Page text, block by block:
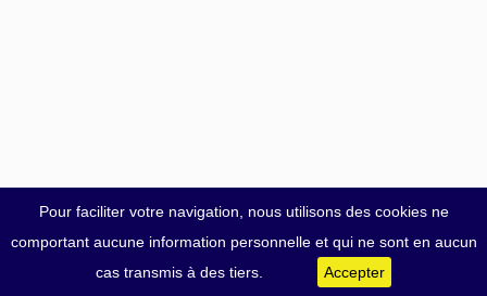
Pour faciliter votre navigation, nous utilisons des cookies ne
comportant aucune information personnelle et qui ne sont en aucun
cas transmis à des tiers.
Accepter